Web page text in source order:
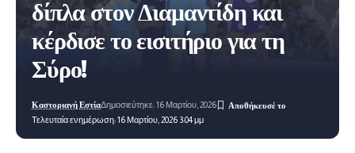
δίπλα στον Διαμαντίδη και
κέρδισε το εισιτήριο για τη
Σύρο!
Τελευταία ενημέρωση: 16 Μαρτίου, 2026 3:04 μμ
Καστοριανή ΕστίαΔημοσιεύτηκε: 16 Μαρτίου, 2026